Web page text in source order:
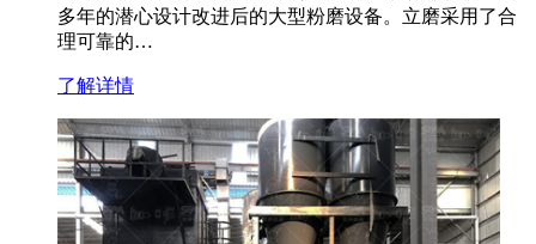
多年的潜心设计改进后的大型粉磨设备。立磨采用了合
理可靠的…
了解详情